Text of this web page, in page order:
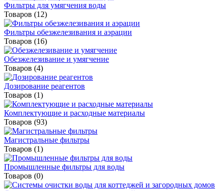
Фильтры для умягчения воды
Товаров (12)
Фильтры обезжелезивания и аэрации
Товаров (16)
Обезжелезивание и умягчение
Товаров (4)
Дозирование реагентов
Товаров (1)
Комплектующие и расходные материалы
Товаров (93)
Магистральные фильтры
Товаров (1)
Промышленные фильтры для воды
Товаров (0)